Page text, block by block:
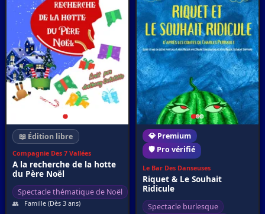
📖 Édition libre
Compagnie Des 7 Vallées
A la recherche de la hotte
du Père Noël
Spectacle thématique de Noël
👥 Famille (Dès 3 ans)
💎 Premium
🛡️ Pro vérifié
Le Bar Des Danseuses
Riquet & Le Souhait
Ridicule
Spectacle burlesque